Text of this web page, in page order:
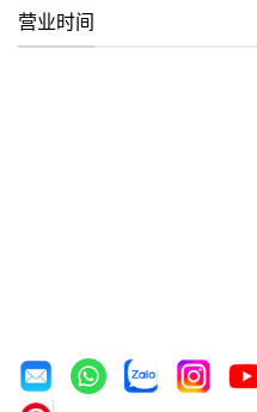
营业时间